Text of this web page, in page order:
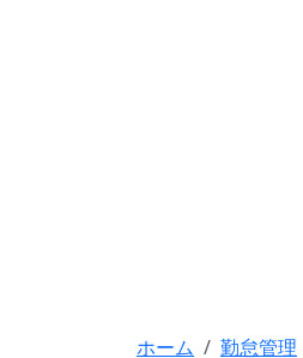
ホーム 勤怠管理